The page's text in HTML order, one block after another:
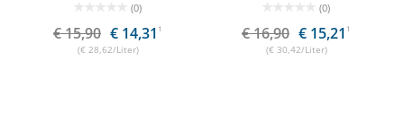
(0)
€ 15,90 € 14,31 1
(€ 28,62/Liter)
(0)
€ 16,90 € 15,21 1
(€ 30,42/Liter)